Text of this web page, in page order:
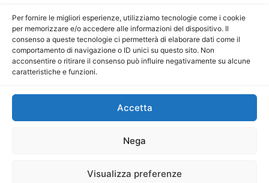
Per fornire le migliori esperienze, utilizziamo tecnologie come i cookie
per memorizzare e/o accedere alle informazioni del dispositivo. Il
consenso a queste tecnologie ci permetterà di elaborare dati come il
comportamento di navigazione o ID unici su questo sito. Non
acconsentire o ritirare il consenso può influire negativamente su alcune
caratteristiche e funzioni.
Accetta
Nega
Visualizza preferenze
Direttore Editoriale: Maurizio Scaglione
Direttore Responsabile: Maria Calabrese
P.IVA: 06334930820
Mercurio Comunicazione Società Cooperativa a r.l. è
iscritta al Registro degli Operatori di Comunicazione al
Sito gestito daLa Digitale srl–info@ladigitale.it